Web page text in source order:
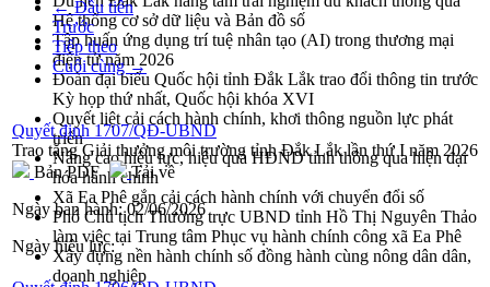
Hệ thống cơ sở dữ liệu và Bản đồ số
Tập huấn ứng dụng trí tuệ nhân tạo (AI) trong thương mại
điện tử năm 2026
Đoàn đại biểu Quốc hội tỉnh Đắk Lắk trao đổi thông tin trước
Kỳ họp thứ nhất, Quốc hội khóa XVI
Quyết liệt cải cách hành chính, khơi thông nguồn lực phát
triển
Nâng cao hiệu lực, hiệu quả HĐND tỉnh thông qua hiện đại
hóa hành chính
Xã Ea Phê gắn cải cách hành chính với chuyển đổi số
Phó Chủ tịch Thường trực UBND tỉnh Hồ Thị Nguyên Thảo
làm việc tại Trung tâm Phục vụ hành chính công xã Ea Phê
Xây dựng nền hành chính số đồng hành cùng nông dân dân,
doanh nghiệp
← Đầu tiên
Trước
Tiếp theo
Cuối cùng →
Quyết định 1707/QĐ-UBND
Trao tặng Giải thưởng môi trường tỉnh Đắk Lắk lần thứ I năm 2026
Bản PDF
Tải về
Ngày ban hành:02/06/2026
Ngày hiệu lực: